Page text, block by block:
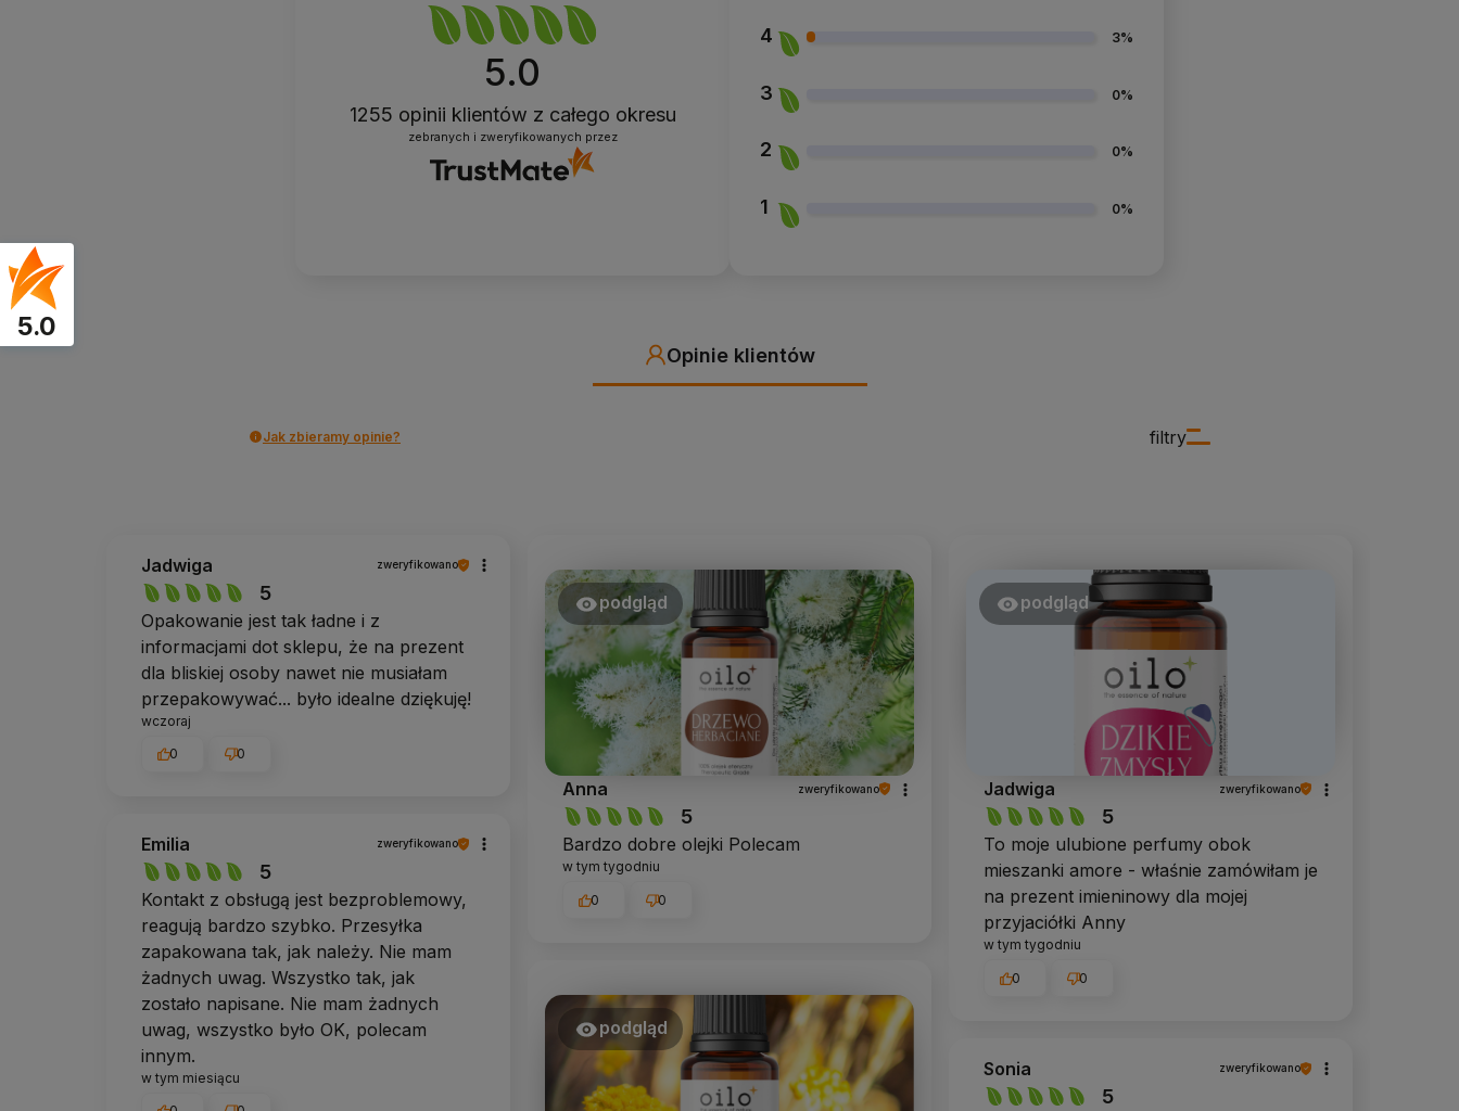
5.0
1255 opinii klientów z całego okresu
zebranych i zweryfikowanych przez
4 3%
3 0%
2 0%
1 0%
Opinie klientów
filtry
Jak zbieramy opinie?
Jadwiga zweryfikowano
5
Opakowanie jest tak ładne i z
informacjami dot sklepu, że na prezent
dla bliskiej osoby nawet nie musiałam
przepakowywać... było idealne dziękuję!
wczoraj
0 0
podgląd
Anna zweryfikowano
5
Bardzo dobre olejki Polecam
w tym tygodniu
0 0
podgląd
Jadwiga zweryfikowano
5
To moje ulubione perfumy obok
mieszanki amore - właśnie zamówiłam je
na prezent imieninowy dla mojej
przyjaciółki Anny
w tym tygodniu
0 0
Emilia zweryfikowano
5
Kontakt z obsługą jest bezproblemowy,
reagują bardzo szybko. Przesyłka
zapakowana tak, jak należy. Nie mam
żadnych uwag. Wszystko tak, jak
zostało napisane. Nie mam żadnych
uwag, wszystko było OK, polecam
innym.
w tym miesiącu
podgląd
Sonia zweryfikowano
5
5.0